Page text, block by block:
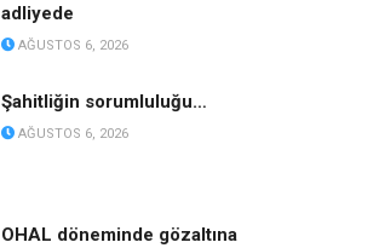
adliyede
AĞUSTOS 6, 2026
Şahitliğin sorumluluğu…
AĞUSTOS 6, 2026
OHAL döneminde gözaltına